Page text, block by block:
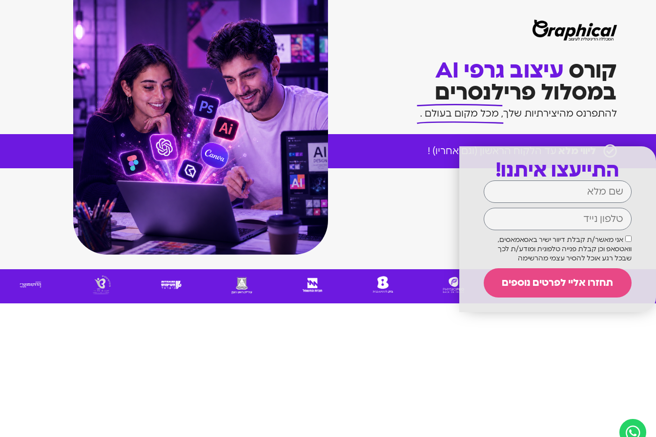
קורס עיצוב גרפי AI
במסלול פרילנסרים
להתפרנס מהיצירתיות שלך, מכל מקום בעולם .
עד הלקוח הראשון (וגם אחריו) !
התייעצו איתנו!
אני מאשר/ת קבלת דיוור ישיר באסאמאסים,
וואטסאפ וכן קבלת פנייה טלפונית ומודע/ת לכך
שבכל רגע אוכל להסיר עצמי מהרשימה
תחזרו אליי לפרטים נוספים